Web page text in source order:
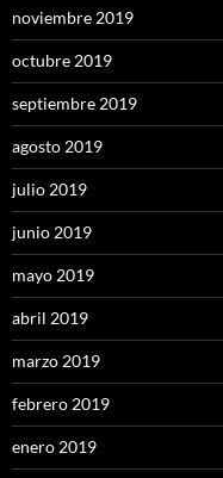
noviembre 2019
octubre 2019
septiembre 2019
agosto 2019
julio 2019
junio 2019
mayo 2019
abril 2019
marzo 2019
febrero 2019
enero 2019